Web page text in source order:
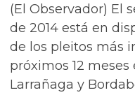
(El Observador) El
de 2014 está en
de los pleitos más
próximos 12
Larrañaga y